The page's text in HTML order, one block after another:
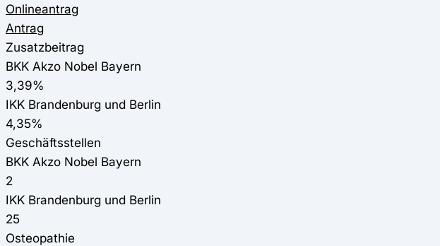
Onlineantrag
Antrag
Zusatzbeitrag
BKK Akzo Nobel Bayern
3,39%
IKK Brandenburg und Berlin
4,35%
Geschäftsstellen
BKK Akzo Nobel Bayern
2
IKK Brandenburg und Berlin
25
Osteopathie